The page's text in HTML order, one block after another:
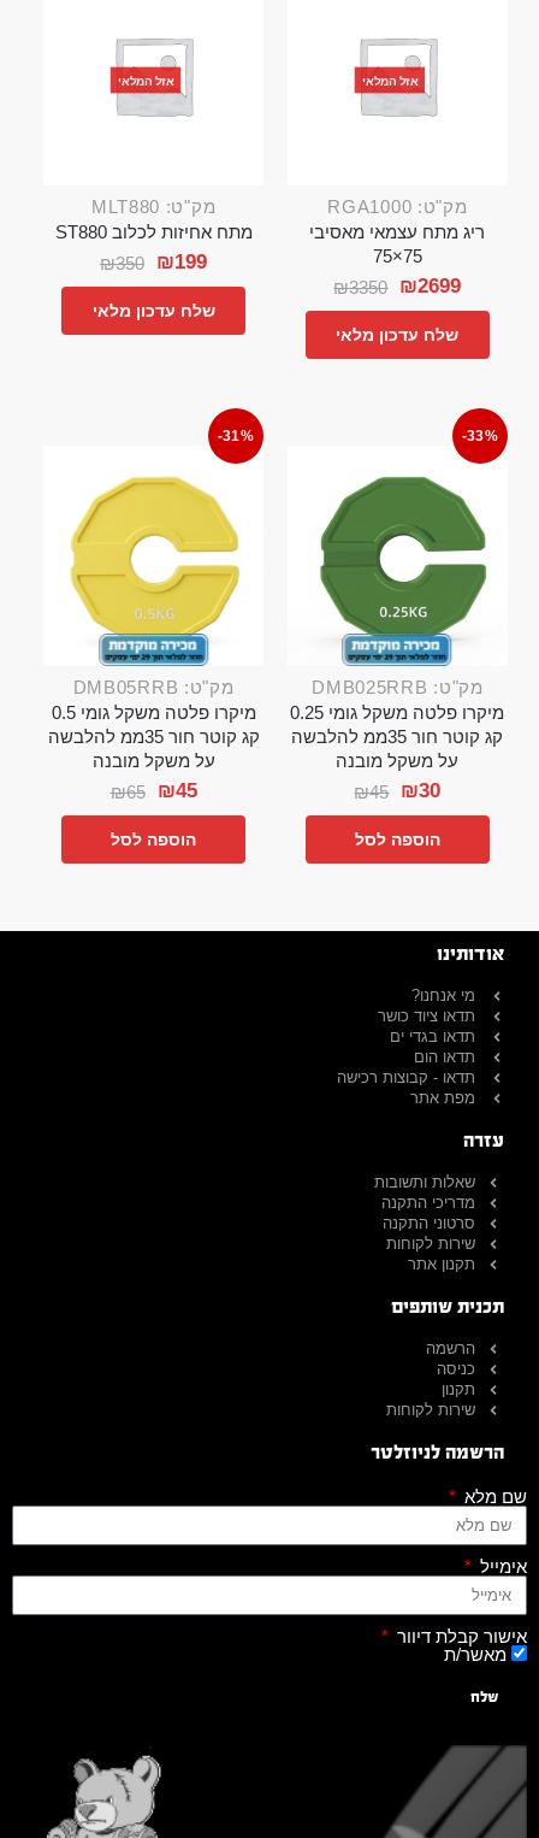
אזל המלאי
מק"ט: RGA1000
ריג מתח עצמאי מאסיבי
75×75
₪3350 ₪2699
שלח עדכון מלאי
אזל המלאי
מק"ט: MLT880
מתח אחיזות לכלוב ST880
₪350 ₪199
שלח עדכון מלאי
-33%
מק"ט: DMB025RRB
מיקרו פלטה משקל גומי 0.25
קג קוטר חור 35ממ להלבשה
על משקל מובנה
₪45 ₪30
הוספה לסל
-31%
מק"ט: DMB05RRB
מיקרו פלטה משקל גומי 0.5
קג קוטר חור 35ממ להלבשה
על משקל מובנה
₪65 ₪45
הוספה לסל
אודותינו
מי אנחנו?
תדאו ציוד כושר
תדאו בגדי ים
תדאו הום
תדאו - קבוצות רכישה
מפת אתר
עזרה
שאלות ותשובות
מדריכי התקנה
סרטוני התקנה
שירות לקוחות
תקנון אתר
תכנית שותפים
הרשמה
כניסה
תקנון
שירות לקוחות
הרשמה לניוזלטר
שם מלא
אימייל
אישור קבלת דיוור
מאשר/ת
שלח